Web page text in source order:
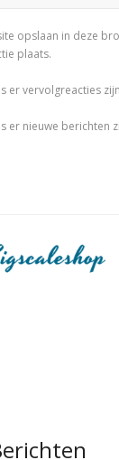
opslaan in deze
plaats.
er vervolgreacties
er nieuwe berichten